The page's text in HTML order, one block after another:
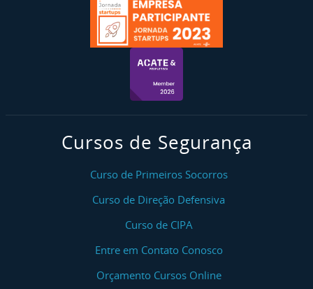
Cursos de Segurança
Curso de Primeiros Socorros
Curso de Direção Defensiva
Curso de CIPA
Entre em Contato Conosco
Orçamento Cursos Online